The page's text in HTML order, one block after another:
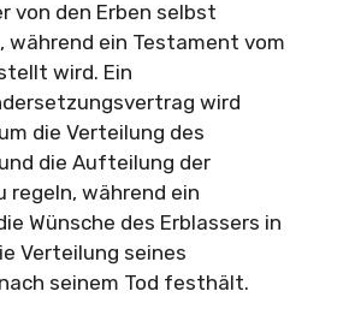
von den Erben selbst
während ein Testament vom
wird. Ein
wird
die Verteilung des
die Aufteilung der
regeln, während ein
Wünsche des Erblassers in
Verteilung seines
seinem Tod festhält.